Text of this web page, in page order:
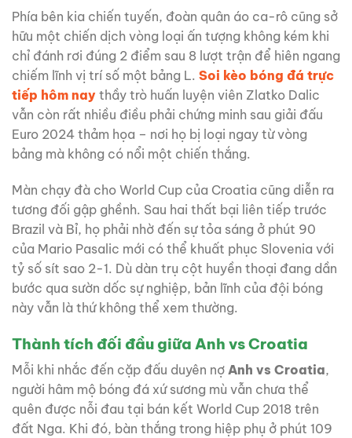
Phía bên kia chiến tuyến, đoàn quân áo ca-rô cũng sở
hữu một chiến dịch vòng loại ấn tượng không kém khi
chỉ đánh rơi đúng 2 điểm sau 8 lượt trận để hiên ngang
chiếm lĩnh vị trí số một bảng L. Soi kèo bóng đá trực
tiếp hôm nay thầy trò huấn luyện viên Zlatko Dalic
vẫn còn rất nhiều điều phải chứng minh sau giải đấu
Euro 2024 thảm họa – nơi họ bị loại ngay từ vòng
bảng mà không có nổi một chiến thắng.
Màn chạy đà cho World Cup của Croatia cũng diễn ra
tương đối gập ghềnh. Sau hai thất bại liên tiếp trước
Brazil và Bỉ, họ phải nhờ đến sự tỏa sáng ở phút 90
của Mario Pasalic mới có thể khuất phục Slovenia với
tỷ số sít sao 2-1. Dù dàn trụ cột huyền thoại đang dần
bước qua sườn dốc sự nghiệp, bản lĩnh của đội bóng
này vẫn là thứ không thể xem thường.
Thành tích đối đầu giữa Anh vs Croatia
Mỗi khi nhắc đến cặp đấu duyên nợ Anh vs Croatia,
người hâm mộ bóng đá xứ sương mù vẫn chưa thể
quên được nỗi đau tại bán kết World Cup 2018 trên
đất Nga. Khi đó, bàn thắng trong hiệp phụ ở phút 109